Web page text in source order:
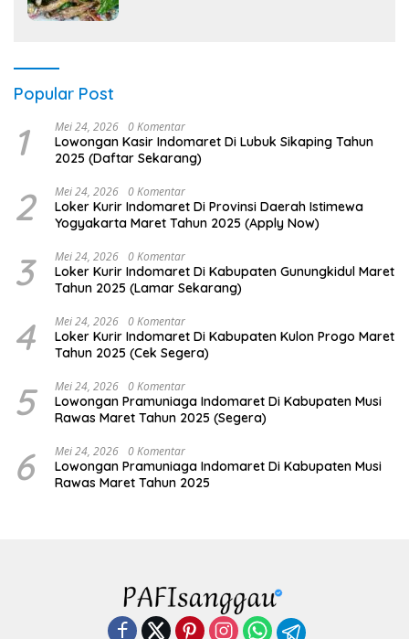
Popular Post
1 Mei 24, 2026 0 Komentar
Lowongan Kasir Indomaret Di Lubuk Sikaping Tahun
2025 (Daftar Sekarang)
2 Mei 24, 2026 0 Komentar
Loker Kurir Indomaret Di Provinsi Daerah Istimewa
Yogyakarta Maret Tahun 2025 (Apply Now)
3 Mei 24, 2026 0 Komentar
Loker Kurir Indomaret Di Kabupaten Gunungkidul Maret
Tahun 2025 (Lamar Sekarang)
4 Mei 24, 2026 0 Komentar
Loker Kurir Indomaret Di Kabupaten Kulon Progo Maret
Tahun 2025 (Cek Segera)
5 Mei 24, 2026 0 Komentar
Lowongan Pramuniaga Indomaret Di Kabupaten Musi
Rawas Maret Tahun 2025 (Segera)
6 Mei 24, 2026 0 Komentar
Lowongan Pramuniaga Indomaret Di Kabupaten Musi
Rawas Maret Tahun 2025